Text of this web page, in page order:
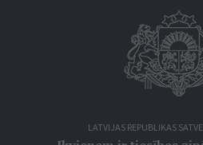
LATVIJAS REPUBLIKAS